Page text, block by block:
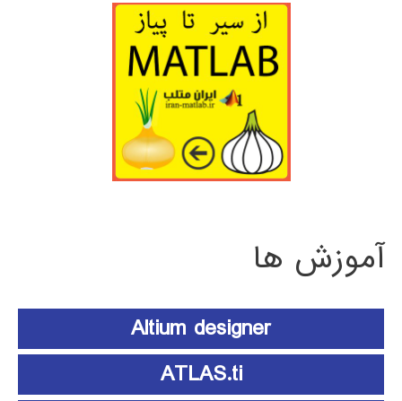
آموزش ها
Altium designer
ATLAS.ti